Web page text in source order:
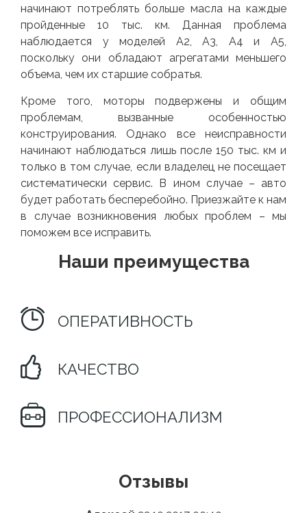
начинают потреблять больше масла на каждые
пройденные 10 тыс. км. Данная проблема
наблюдается у моделей А2, А3, А4 и А5,
поскольку они обладают агрегатами меньшего
объема, чем их старшие собратья.
Кроме того, моторы подвержены и общим
проблемам, вызванные особенностью
конструирования. Однако все неисправности
начинают наблюдаться лишь после 150 тыс. км и
только в том случае, если владелец не посещает
систематически сервис. В ином случае – авто
будет работать бесперебойно. Приезжайте к нам
в случае возникновения любых проблем – мы
поможем все исправить.
Наши преимущества
ОПЕРАТИВНОСТЬ
КАЧЕСТВО
ПРОФЕССИОНАЛИЗМ
Отзывы